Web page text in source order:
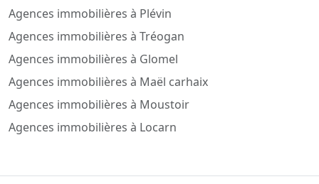
Agences immobilières à Plévin
Agences immobilières à Tréogan
Agences immobilières à Glomel
Agences immobilières à Maël carhaix
Agences immobilières à Moustoir
Agences immobilières à Locarn